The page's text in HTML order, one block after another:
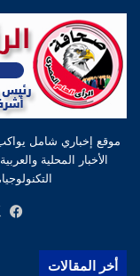
موقع إخباري شامل
الأخبار المحلية
أخر المقالات